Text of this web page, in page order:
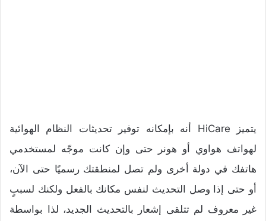
يتميز HiCare أنه بإمكانه توفير تحديثات النظام الهوائية
لهواتف هواوي أو هونر حتى وإن كانت موجّه لمستخدمي
هاتفك في دولة أخرى ولم تصل لمنطقتك رسميًا حتى الآن،
أو حتى إذا وصل التحديث لنفس مكانك بالفعل ولكنك لسببٍ
غير معروف لم تتلقى إشعار بالتحديث الجديد، لذا بواسطة